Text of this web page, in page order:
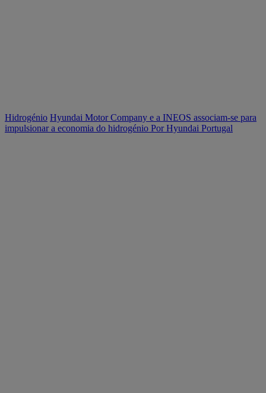
Hidrogénio Hyundai Motor Company e a INEOS associam-se para
impulsionar a economia do hidrogénio Por Hyundai Portugal